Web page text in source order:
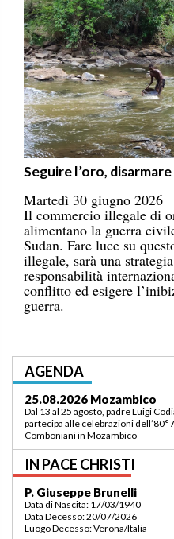
Seguire l’oro,
Martedì 30 giugno 2026
Il commercio illegale di
alimentano la guerra
Sudan. Fare luce su
illegale, sarà una
responsabilità
conflitto ed esigere
guerra.
AGENDA
03.09.2026 Lomé/Togo
Padre Luigi Codianni e padre Elias
settembre all’incontro della
della regione a Lomé/Togo
IN PACE CHRISTI
P. Bruno Bordonali
Data di Nascita: 01/07/1942
Data Decesso: 13/07/2026
Luogo Decesso: Verona /Italia